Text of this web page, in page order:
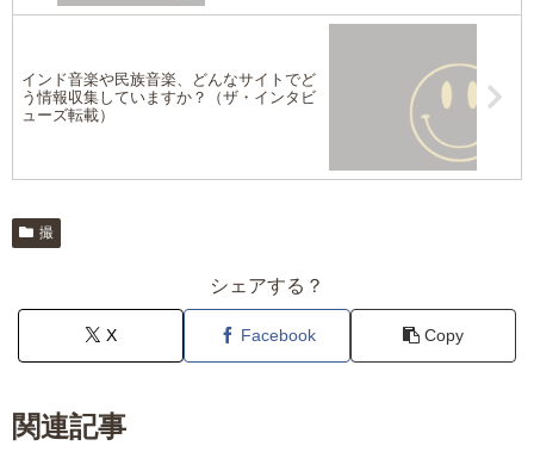
インド音楽や民族音楽、どんなサイトでど
う情報収集していますか？（ザ・インタビ
ューズ転載）
撮
シェアする？
X Facebook Copy
関連記事